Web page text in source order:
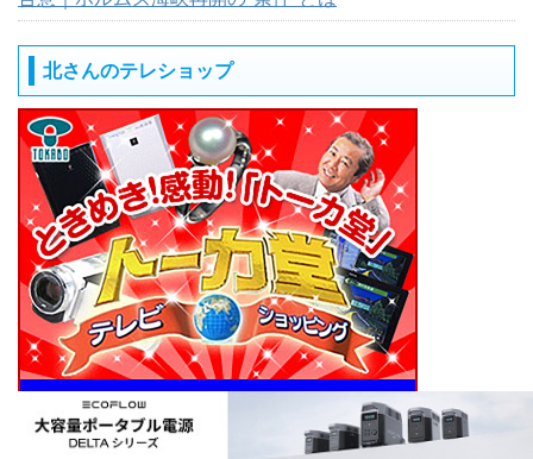
北さんのテレショップ